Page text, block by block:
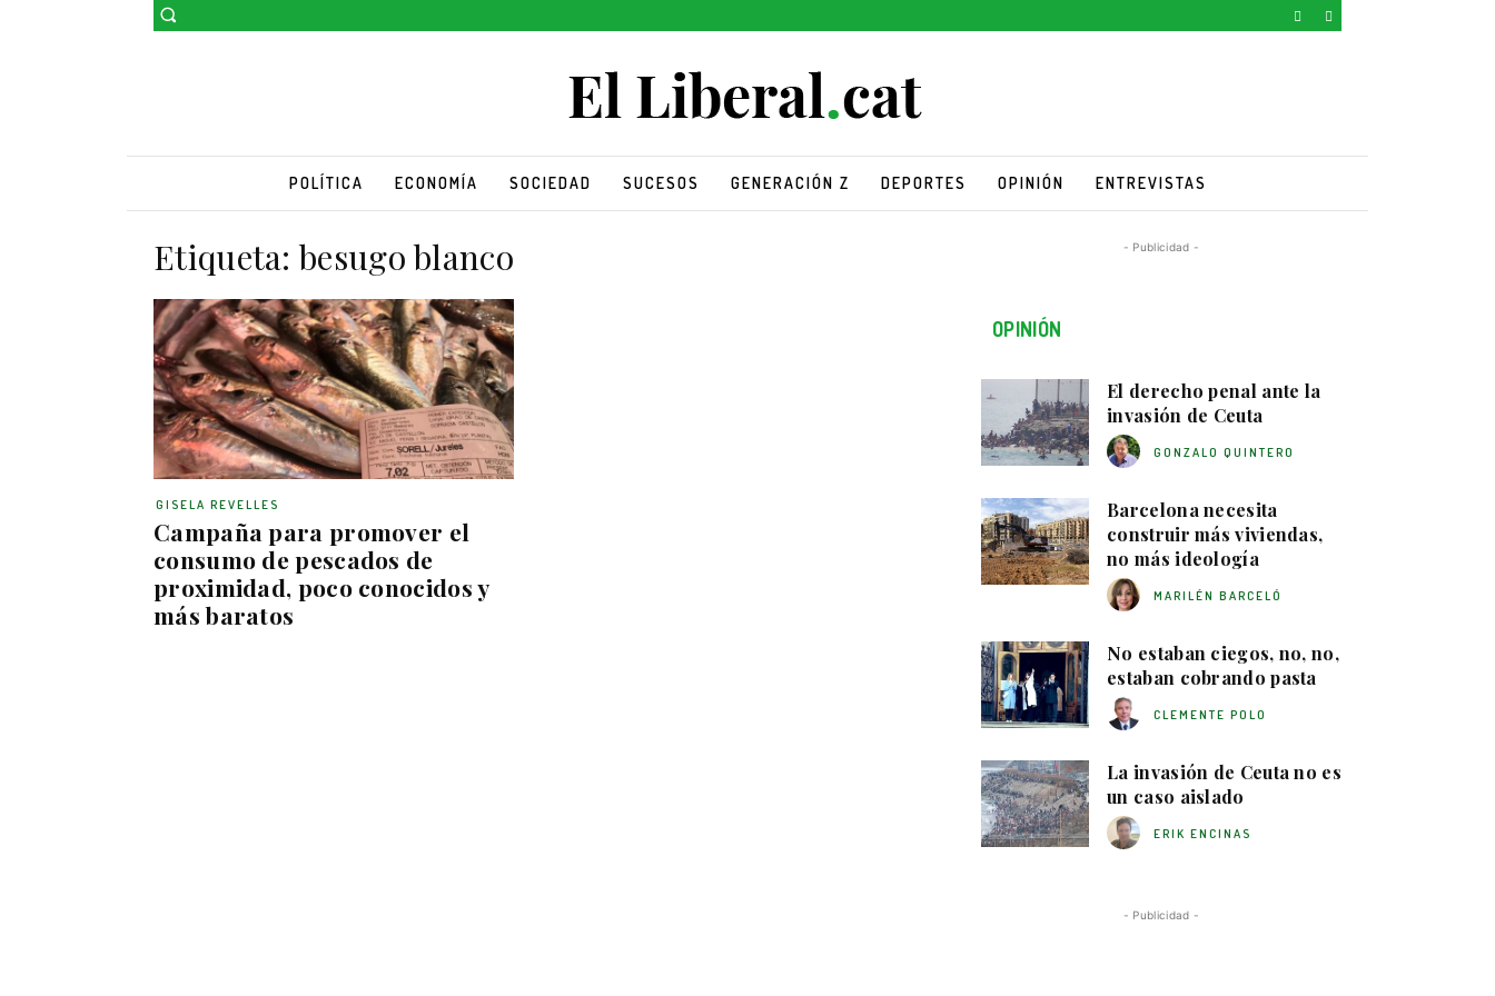
POLÍTICA ECONOMÍA SOCIEDAD SUCESOS GENERACIÓN Z DEPORTES OPINIÓN ENTREVISTAS
Etiqueta:besugo blanco
Campaña para promover el
consumo de pescados de
proximidad, poco conocidos y
más baratos
GISELA REVELLES
- Publicidad -
OPINIÓN
El derecho penal ante la
invasión de Ceuta
GONZALO QUINTERO
Barcelona necesita
construir más viviendas,
no más ideología
MARILÉN BARCELÓ
No estaban ciegos, no, no,
estaban cobrando pasta
CLEMENTE POLO
La invasión de Ceuta no es
un caso aislado
ERIK ENCINAS
- Publicidad -